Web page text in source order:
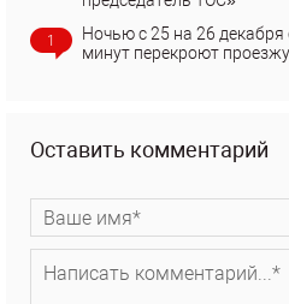
1
Ночью с 25 на 26
минут перекроют
Оставить комментарий